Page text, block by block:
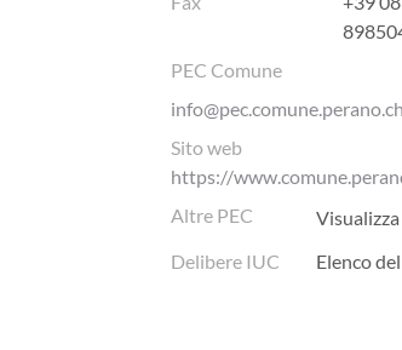
PEC Comune
Sito web
https://
Altre PEC
Visualizza
Delibere IUC
Elenco